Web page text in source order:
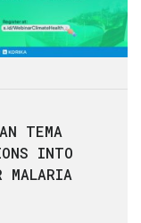
TEMA
INTO
MALARIA